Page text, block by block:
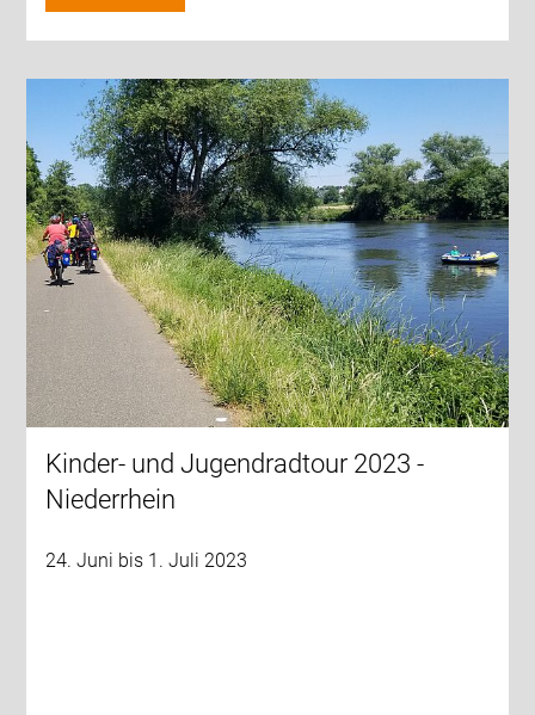
Kinder- und Jugendradtour 2023 -
Niederrhein
24. Juni bis 1. Juli 2023